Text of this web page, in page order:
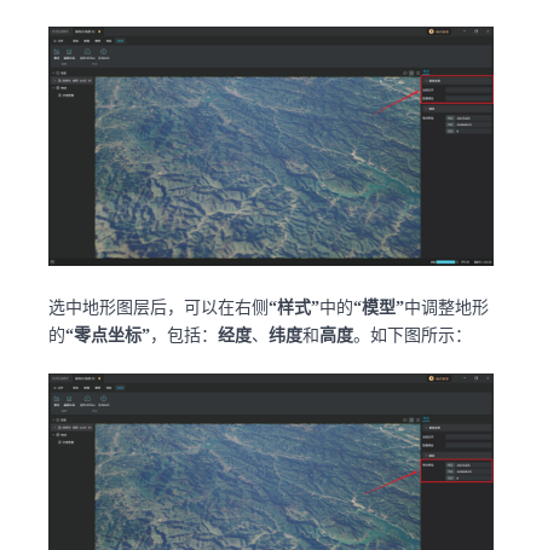
选中地形图层后，可以在右侧 “样式”中的“模型”中调整地形
的“零点坐标”，包括： 经度、 纬度和 高度。如下图所示：